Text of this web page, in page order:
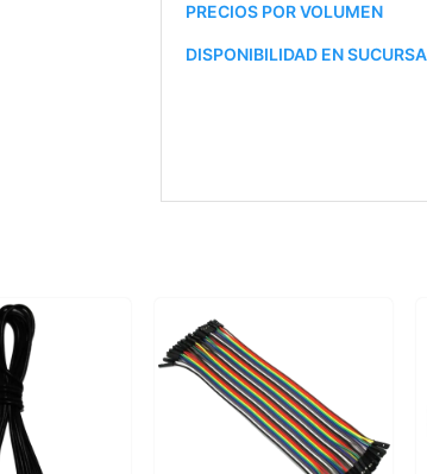
PRECIOS POR VOLUMEN
DISPONIBILIDAD EN